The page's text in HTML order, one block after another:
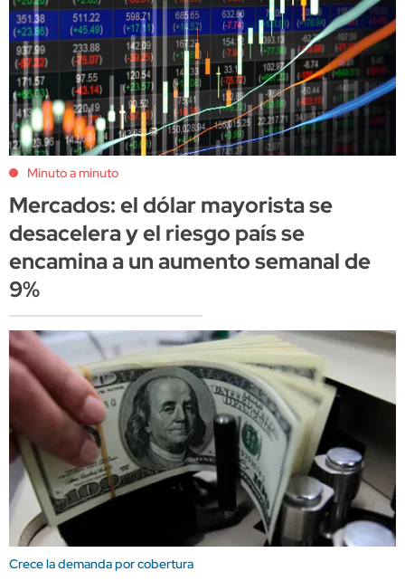
Minuto a minuto
Mercados: el dólar mayorista se
desacelera y el riesgo país se
encamina a un aumento semanal de
9%
Crece la demanda por cobertura